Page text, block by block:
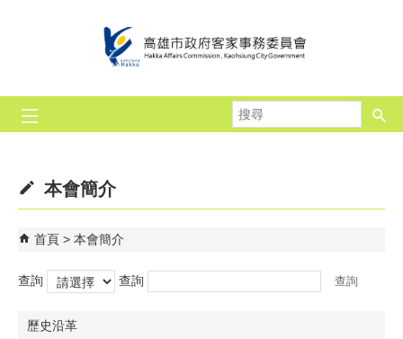
尋
本會簡介
首頁 本會簡介
查詢 查詢
歷史沿革